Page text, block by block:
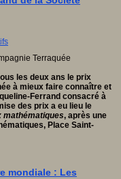
les deux ans le prix
à mieux faire connaître et
Ferrand consacré à
des prix a eu lieu le
mathématiques, après une
Place Saint-
mondiale : Les